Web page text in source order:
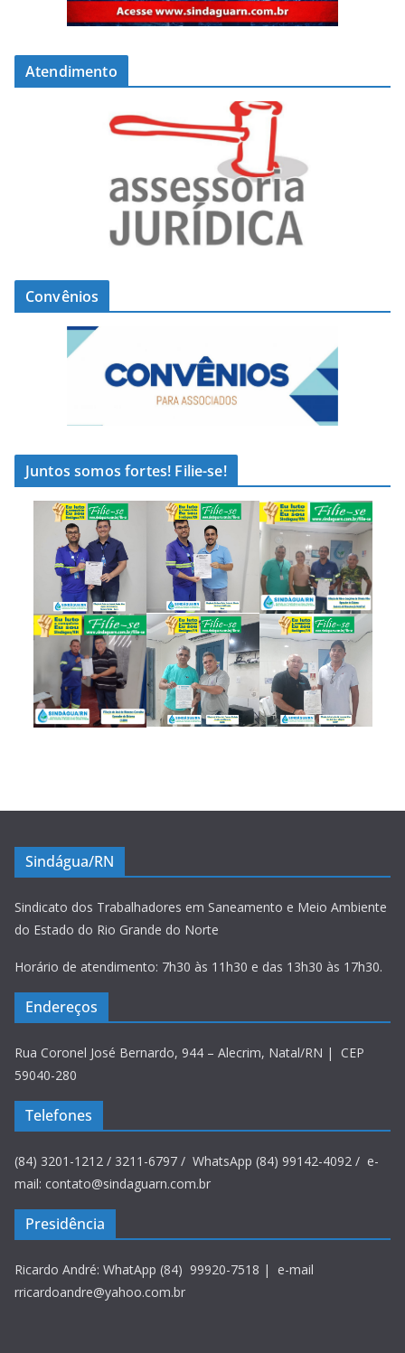
Atendimento
Convênios
Juntos somos fortes! Filie-se!
Sindágua/RN
Sindicato dos Trabalhadores em Saneamento e Meio Ambiente
do Estado do Rio Grande do Norte
Horário de atendimento: 7h30 às 11h30 e das 13h30 às 17h30.
Endereços
Rua Coronel José Bernardo, 944 – Alecrim, Natal/RN | CEP
59040-280
Telefones
(84) 3201-1212 / 3211-6797 / WhatsApp (84) 99142-4092 / e-
mail: contato@sindaguarn.com.br
Presidência
Ricardo André: WhatApp (84) 99920-7518 | e-mail
rricardoandre@yahoo.com.br